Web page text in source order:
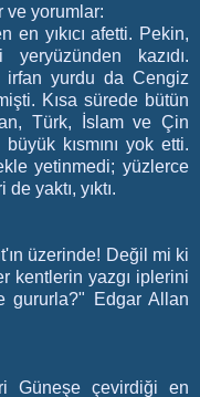
ve yorumlar:
en yıkıcı afetti. Pekin,
kazıdı.
yurdu da Cengiz
Kısa sürede bütün
Türk, İslam ve Çin
kısmını yok etti.
yetinmedi; yüzlerce
yaktı, yıktı.
üzerinde! Değil mi ki
kentlerin yazgı iplerini
gururla?" Edgar Allan
Güneşe çevirdiği en